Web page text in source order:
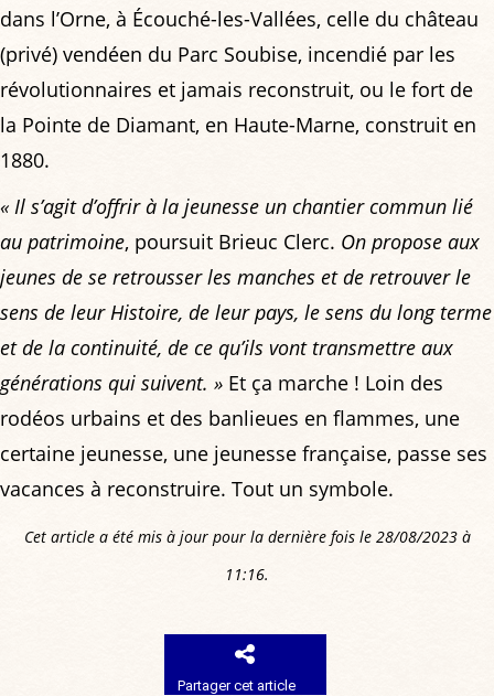
dans l’Orne, à Écouché-les-Vallées, celle du château
(privé) vendéen du Parc Soubise, incendié par les
révolutionnaires et jamais reconstruit, ou le fort de
la Pointe de Diamant, en Haute-Marne, construit en
1880.
« Il s’agit d’offrir à la jeunesse un chantier commun lié
au patrimoine, poursuit Brieuc Clerc. On propose aux
jeunes de se retrousser les manches et de retrouver le
sens de leur Histoire, de leur pays, le sens du long terme
et de la continuité, de ce qu’ils vont transmettre aux
générations qui suivent. » Et ça marche ! Loin des
rodéos urbains et des banlieues en flammes, une
certaine jeunesse, une jeunesse française, passe ses
vacances à reconstruire. Tout un symbole.
Cet article a été mis à jour pour la dernière fois le 28/08/2023 à
11:16.
Partager cet article